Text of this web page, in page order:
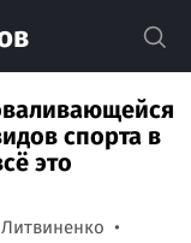
спорта в
это